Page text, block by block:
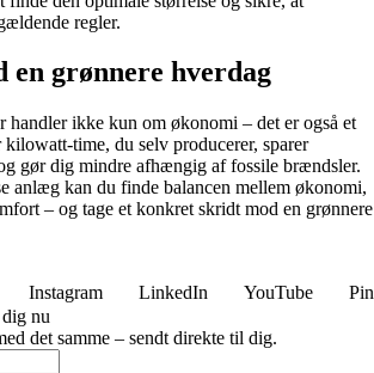
regler.
en grønnere hverdag
handler ikke kun om økonomi – det er også et
time, du selv producerer, sparer
gør dig mindre afhængig af fossile brændsler.
anlæg kan du finde balancen mellem økonomi,
– og tage et konkret skridt mod en grønnere
Instagram LinkedIn YouTube
nu
det samme – sendt direkte til dig.